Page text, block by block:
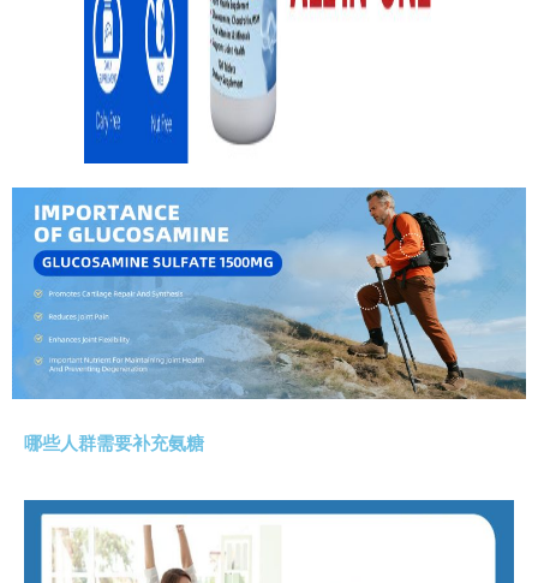
哪些人群需要补充氨糖